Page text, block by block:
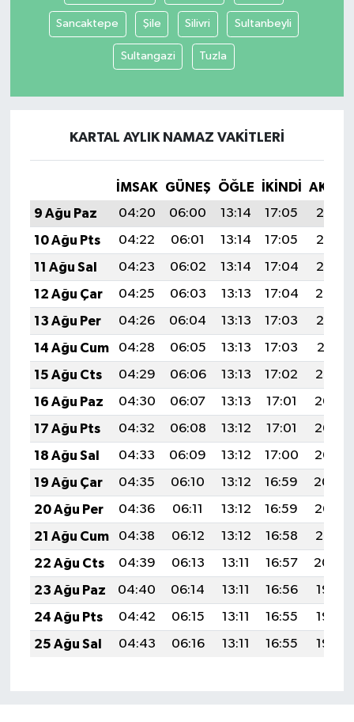
Sancaktepe Şile Silivri Sultanbeyli
Sultangazi Tuzla
KARTAL AYLIK NAMAZ VAKITLERI
İMSAK GÜNEŞ ÖĞLE İKINDI
9 Ağu Paz
04:20 06:00 13:14 17:05
20:18
10 Ağu Pts
04:22 06:01 13:14 17:05
20:16
11 Ağu Sal
04:23 06:02 13:14 17:04
20:15
12 Ağu Çar
04:25 06:03 13:13 17:04
20:14
13 Ağu Per
04:26 06:04 13:13 17:03
20:13
14 Ağu Cum
04:28 06:05 13:13 17:03
20:11
15 Ağu Cts
04:29 06:06 13:13 17:02
20:10
16 Ağu Paz
04:30 06:07 13:13 17:01
20:08
17 Ağu Pts
04:32 06:08 13:12 17:01
20:07
18 Ağu Sal
04:33 06:09 13:12 17:00
20:06
19 Ağu Çar
04:35 06:10 13:12 16:59
20:04
20 Ağu Per
04:36 06:11 13:12 16:59
20:03
21 Ağu Cum
04:38 06:12 13:12 16:58
20:01
22 Ağu Cts
04:39 06:13 13:11 16:57
20:00
23 Ağu Paz
04:40 06:14 13:11 16:56
19:58
24 Ağu Pts
04:42 06:15 13:11 16:55
19:57
25 Ağu Sal
04:43 06:16 13:11 16:55 19:55